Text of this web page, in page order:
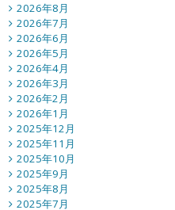
2026年8月
2026年7月
2026年6月
2026年5月
2026年4月
2026年3月
2026年2月
2026年1月
2025年12月
2025年11月
2025年10月
2025年9月
2025年8月
2025年7月